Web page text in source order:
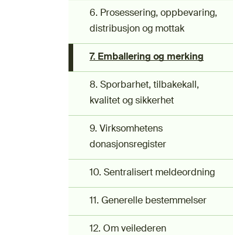
6. Prosessering, oppbevaring,
distribusjon og mottak
7. Emballering og merking
8. Sporbarhet, tilbakekall,
kvalitet og sikkerhet
9. Virksomhetens
donasjonsregister
10. Sentralisert meldeordning
11. Generelle bestemmelser
12. Om veilederen